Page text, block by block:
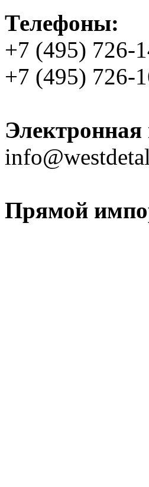
Телефоны:
+7 (495) 726-
+7 (495) 726-
Электронная
Прямой